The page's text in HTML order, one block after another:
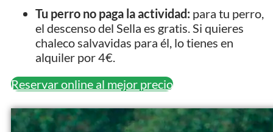
Tu perro no paga la actividad: para tu perro,
el descenso del Sella es gratis. Si quieres
chaleco salvavidas para él, lo tienes en
alquiler por 4€.
Reservar online al mejor precio